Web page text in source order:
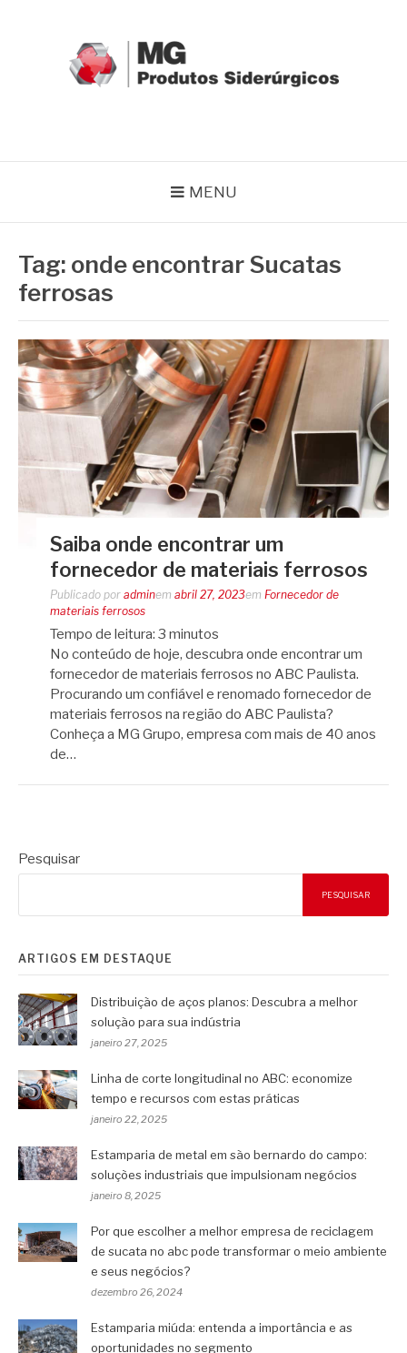
MENU
Tag: onde encontrar Sucatas
ferrosas
Saiba onde encontrar um
fornecedor de materiais ferrosos
Publicado por adminem abril 27, 2023em Fornecedor de
materiais ferrosos
Tempo de leitura: 3 minutos
No conteúdo de hoje, descubra onde encontrar um
fornecedor de materiais ferrosos no ABC Paulista.
Procurando um confiável e renomado fornecedor de
materiais ferrosos na região do ABC Paulista?
Conheça a MG Grupo, empresa com mais de 40 anos
de…
Pesquisar
PESQUISAR
ARTIGOS EM DESTAQUE
Distribuição de aços planos: Descubra a melhor
solução para sua indústria
janeiro 27, 2025
Linha de corte longitudinal no ABC: economize
tempo e recursos com estas práticas
janeiro 22, 2025
Estamparia de metal em são bernardo do campo:
soluções industriais que impulsionam negócios
janeiro 8, 2025
Por que escolher a melhor empresa de reciclagem
de sucata no abc pode transformar o meio ambiente
e seus negócios?
dezembro 26, 2024
Estamparia miúda: entenda a importância e as
oportunidades no segmento